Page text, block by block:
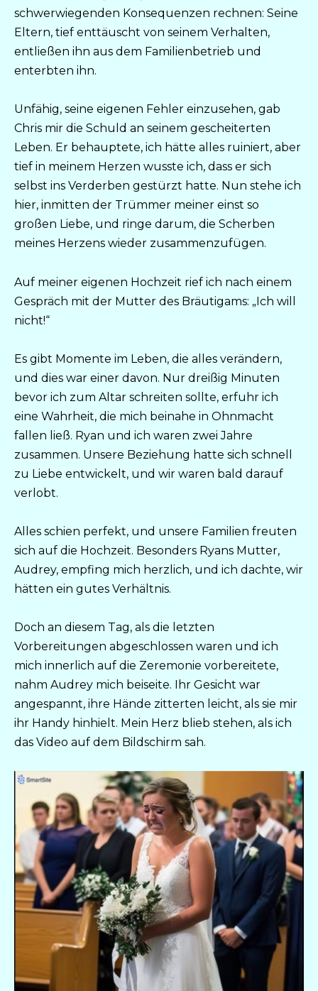
schwerwiegenden Konsequenzen rechnen: Seine
Eltern, tief enttäuscht von seinem Verhalten,
entließen ihn aus dem Familienbetrieb und
enterbten ihn.
Unfähig, seine eigenen Fehler einzusehen, gab
Chris mir die Schuld an seinem gescheiterten
Leben. Er behauptete, ich hätte alles ruiniert, aber
tief in meinem Herzen wusste ich, dass er sich
selbst ins Verderben gestürzt hatte. Nun stehe ich
hier, inmitten der Trümmer meiner einst so
großen Liebe, und ringe darum, die Scherben
meines Herzens wieder zusammenzufügen.
Auf meiner eigenen Hochzeit rief ich nach einem
Gespräch mit der Mutter des Bräutigams: „Ich will
nicht!“
Es gibt Momente im Leben, die alles verändern,
und dies war einer davon. Nur dreißig Minuten
bevor ich zum Altar schreiten sollte, erfuhr ich
eine Wahrheit, die mich beinahe in Ohnmacht
fallen ließ. Ryan und ich waren zwei Jahre
zusammen. Unsere Beziehung hatte sich schnell
zu Liebe entwickelt, und wir waren bald darauf
verlobt.
Alles schien perfekt, und unsere Familien freuten
sich auf die Hochzeit. Besonders Ryans Mutter,
Audrey, empfing mich herzlich, und ich dachte, wir
hätten ein gutes Verhältnis.
Doch an diesem Tag, als die letzten
Vorbereitungen abgeschlossen waren und ich
mich innerlich auf die Zeremonie vorbereitete,
nahm Audrey mich beiseite. Ihr Gesicht war
angespannt, ihre Hände zitterten leicht, als sie mir
ihr Handy hinhielt. Mein Herz blieb stehen, als ich
das Video auf dem Bildschirm sah.